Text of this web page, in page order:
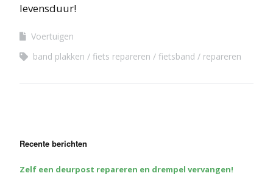
levensduur!
Voertuigen
band plakken
fiets repareren fietsband repareren
Recente berichten
Zelf een deurpost repareren en drempel vervangen!